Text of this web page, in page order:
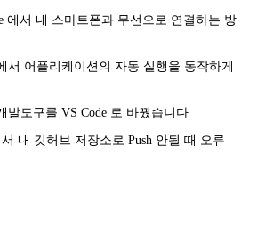
에서 내 스마트폰과 무선으로 연결하는 방
서 어플리케이션의 자동 실행을 동작하게
발도구를 VS Code 로 바꿨습니다
서 내 깃허브 저장소로 Push 안될 때 오류